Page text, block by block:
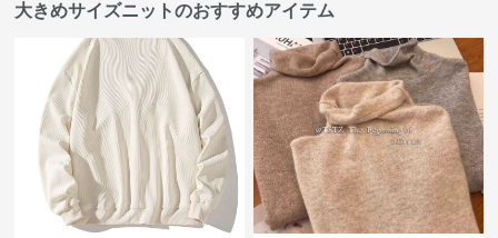
大きめサイズニットのおすすめアイテム